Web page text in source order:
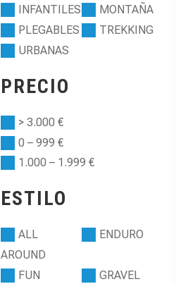
INFANTILES
MONTAÑA
PLEGABLES
TREKKING
URBANAS
PRECIO
> 3.000 €
0 – 999 €
1.000 – 1.999 €
ESTILO
ALL
AROUND
ENDURO
FUN
GRAVEL